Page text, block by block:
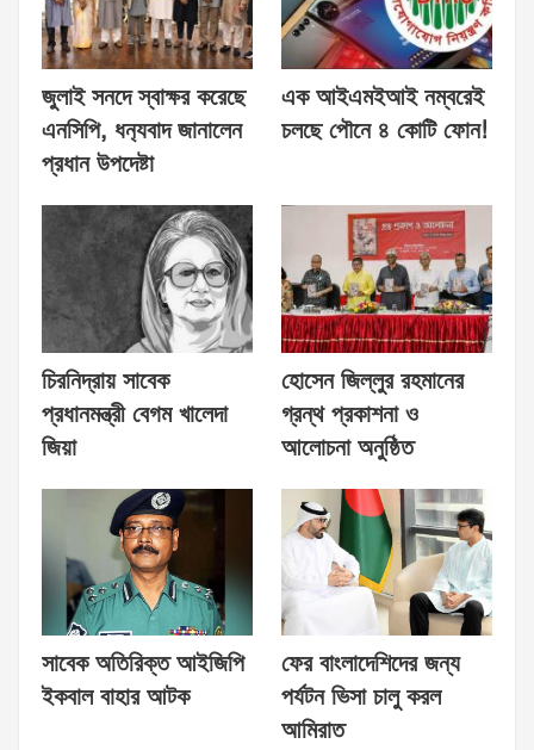
জুলাই সনদে স্বাক্ষর করেছে
এনসিপি, ধন‍্যবাদ জানালেন
প্রধান উপদেষ্টা
এক আইএমইআই নম্বরেই
চলছে পৌনে ৪ কোটি ফোন!
চিরনিদ্রায় সাবেক
প্রধানমন্ত্রী বেগম খালেদা
জিয়া
হোসেন জিল্লুর রহমানের
গ্রন্থ প্রকাশনা ও
আলোচনা অনুষ্ঠিত
সাবেক অতিরিক্ত আইজিপি
ইকবাল বাহার আটক
ফের বাংলাদেশিদের জন্য
পর্যটন ভিসা চালু করল
আমিরাত